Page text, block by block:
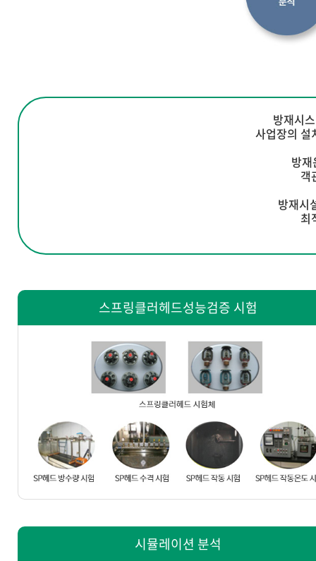
방재시
사업장의 설
방
객
방재시
최
스프링클러헤드성능검증 시험
시뮬레이션 분석